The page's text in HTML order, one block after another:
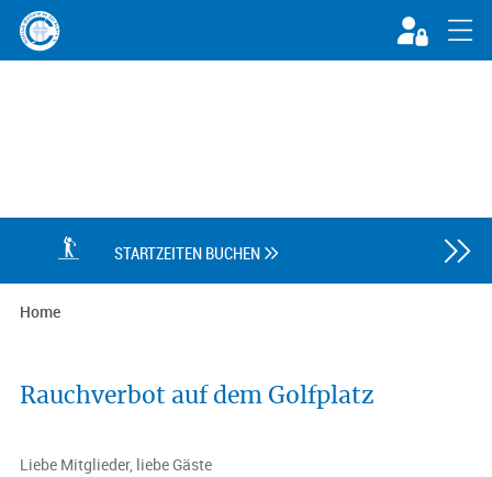
STARTZEITEN BUCHEN  
Home
Rauchverbot auf dem Golfplatz
Liebe Mitglieder, liebe Gäste